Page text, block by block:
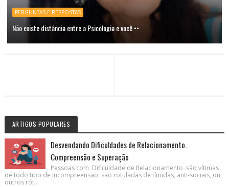
PERGUNTAS E RESPOSTAS
Não existe distância entre a Psicologia e você ••
ARTIGOS POPULARES
Desvendando Dificuldades de Relacionamento.
Compreensão e Superação
Pessoas com Dificuldade de Relacionamento são vítimas
de todo tipo de incompreensão: são rotuladas de tímidas, anti-sociais, ou
outros rót...